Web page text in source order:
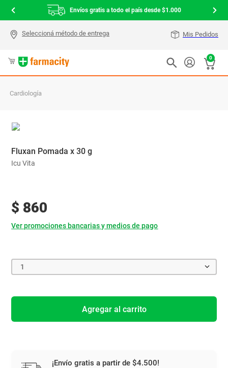
Envíos gratis a todo el país desde $1.000
Mis Pedidos
0
Cardiología
Fluxan Pomada x 30 g
Icu Vita
$ 860
Ver promociones bancarias y medios de pago
1
Agregar al carrito
¡Envío gratis a partir de $4.500!